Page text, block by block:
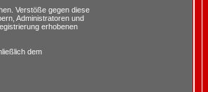
Verstöße gegen diese
Administratoren und
erhobenen
dem